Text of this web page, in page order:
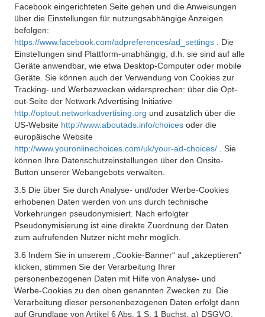
Facebook eingerichteten Seite gehen und die Anweisungen
über die Einstellungen für nutzungsabhängige Anzeigen
befolgen:
https://www.facebook.com/adpreferences/ad_settings
. Die
Einstellungen sind Plattform-unabhängig, d.h. sie sind auf alle
Geräte anwendbar, wie etwa Desktop-Computer oder mobile
Geräte. Sie können auch der Verwendung von Cookies zur
Tracking- und Werbezwecken widersprechen: über die Opt-
out-Seite der Network Advertising Initiative
http://optout.networkadvertising.org und zusätzlich über die
US-Website http://www.aboutads.info/choices oder die
europäische Website
http://www.youronlinechoices.com/uk/your-ad-choices/
. Sie
können Ihre Datenschutzeinstellungen über den Onsite-
Button unserer Webangebots verwalten.
3.5 Die über Sie durch Analyse- und/oder Werbe-Cookies
erhobenen Daten werden von uns durch technische
Vorkehrungen pseudonymisiert. Nach erfolgter
Pseudonymisierung ist eine direkte Zuordnung der Daten
zum aufrufenden Nutzer nicht mehr möglich.
3.6 Indem Sie in unserem „Cookie-Banner“ auf „akzeptieren“
klicken, stimmen Sie der Verarbeitung Ihrer
personenbezogenen Daten mit Hilfe von Analyse- und
Werbe-Cookies zu den oben genannten Zwecken zu. Die
Verarbeitung dieser personenbezogenen Daten erfolgt dann
auf Grundlage von Artikel 6 Abs. 1 S. 1 Buchst. a) DSGVO.